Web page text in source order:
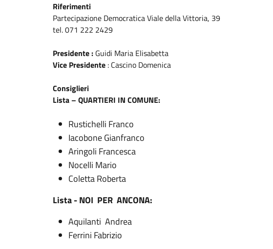
Riferimenti
Partecipazione Democratica Viale della Vittoria, 39
tel. 071 222 2429
Presidente : Guidi Maria Elisabetta
Vice Presidente : Cascino Domenica
Consiglieri
Lista – QUARTIERI IN COMUNE:
Rustichelli Franco
Iacobone Gianfranco
Aringoli Francesca
Nocelli Mario
Coletta Roberta
Lista - NOI PER ANCONA:
Aquilanti Andrea
Ferrini Fabrizio